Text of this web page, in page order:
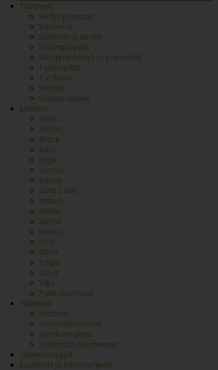
Tuotteet
Hyllyt ja kaapit
Komerot
Lipastot ja senkit
Sohvapöydät
Sängynpäädyt ja yöpöydät
Työpöydät
TV-tasot
Vitriinit
Lisävarusteet
Mallisto
Aalto
Anton
Black
Eazy
Ergo
Jenna
Kaura
Luna / Isla
Nauvo
Niklas
Sento
Sointu
Solo
Stina
Taiga
Usva
Vilja
Poistotuotteet
Hiipakka
Historia
Voimavaramme
Ajankohtaista
Valmistus Suomessa
Jälleenmyyjät
Kuvastot ja koontiohjeet